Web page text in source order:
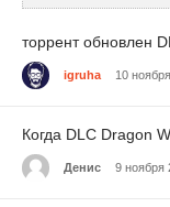
торрент обновлен
igruha 10
Когда DLC Dragon
Денис 9 ноября